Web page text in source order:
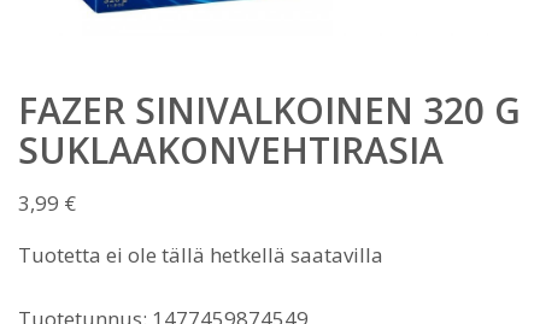
FAZER SINIVALKOINEN 320 G
SUKLAAKONVEHTIRASIA
3,99 €
Tuotetta ei ole tällä hetkellä saatavilla
Tuotetunnus: 1477459874549